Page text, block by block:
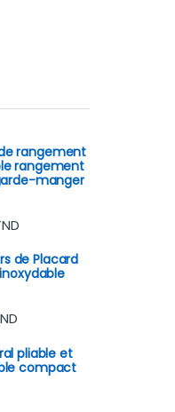
rangement
rangement
manger
Plage de prix : 98.000
de Placard
Plage de prix : 69.000 TND
pliable et
compact